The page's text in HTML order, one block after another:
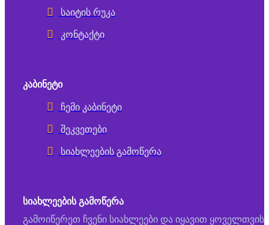
საიტის რუკა
კონტაქტი
ᲙᲐᲑᲘᲜᲔᲢᲘ
ჩემი კაბინეტი
შეკვეთები
სიახლეების გამოწერა
ᲡᲘᲐᲮᲚᲔᲔᲑᲘᲡ ᲒᲐᲛᲝᲬᲔᲠᲐ
გამოიწერეთ ჩვენი სიახლეები და იყავით ყოველთვის